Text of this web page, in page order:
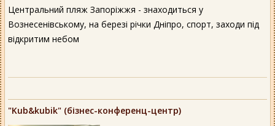
Центральний пляж Запоріжжя - знаходиться у
Вознесенівському, на березі річки Дніпро, спорт, заходи під
відкритим небом
"Kub&kubik" (бізнес-конференц-центр)